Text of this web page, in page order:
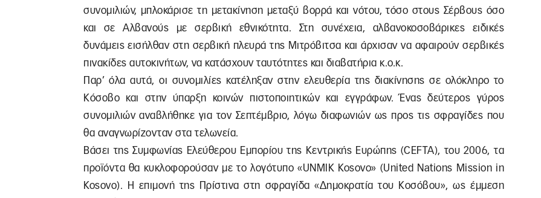
συνομιλιών, μπλοκάρισε τη μετακίνηση μεταξύ βορρά και νότου, τόσο στους Σέρβους όσο
και σε Αλβανούς με σερβική εθνικότητα. Στη συνέχεια, αλβανοκοσοβάρικες ειδικές
δυνάμεις εισήλθαν στη σερβική πλευρά της Μιτρόβιτσα και άρχισαν να αφαιρούν σερβικές
πινακίδες αυτοκινήτων, να κατάσχουν ταυτότητες και διαβατήρια κ.ο.κ.
Παρ’ όλα αυτά, οι συνομιλίες κατέληξαν στην ελευθερία της διακίνησης σε ολόκληρο το
Κόσοβο και στην ύπαρξη κοινών πιστοποιητικών και εγγράφων. Ένας δεύτερος γύρος
συνομιλιών αναβλήθηκε για τον Σεπτέμβριο, λόγω διαφωνιών ως προς τις σφραγίδες που
θα αναγνωρίζονταν στα τελωνεία.
Βάσει της Συμφωνίας Ελεύθερου Εμπορίου της Κεντρικής Ευρώπης (CEFTA), του 2006, τα
προϊόντα θα κυκλοφορούσαν με το λογότυπο «UNMIK Kosovo» (United Nations Mission in
Kosovo). Η επιμονή της Πρίστινα στη σφραγίδα «Δημοκρατία του Κοσόβου», ως έμμεση